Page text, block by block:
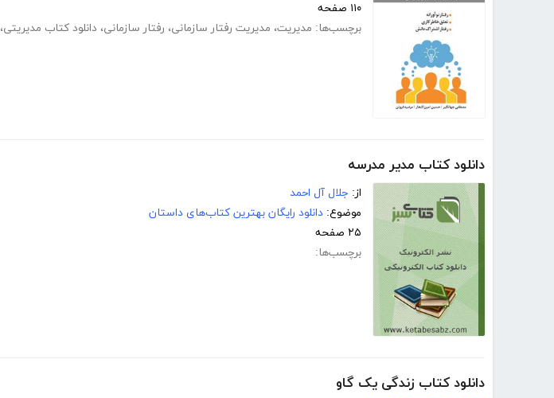
۱۱۰ صفحه
برچسب‌ها: مدیریت، مدیریت رفتار سازمانی، رفتار سازمانی، دانلود کتاب مدیریتی،
دانلود کتاب مدیر مدرسه
از: جلال آل احمد
موضوع: دانلود رایگان بهترین کتاب‌های داستان
۲۵ صفحه
برچسب‌ها:
دانلود کتاب زندگی یک گاو